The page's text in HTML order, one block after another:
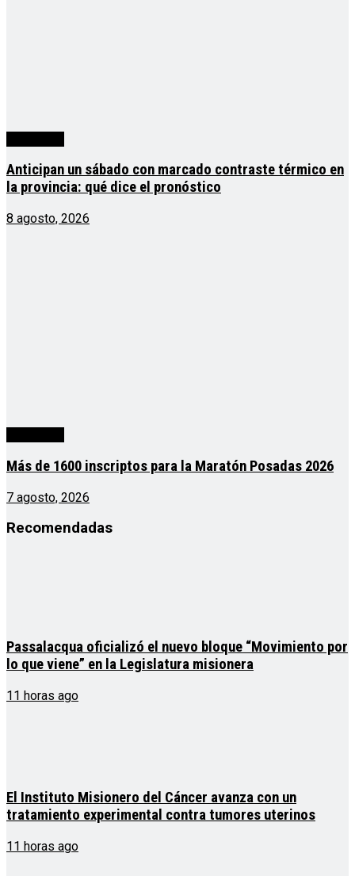
Anticipan un sábado con marcado contraste térmico en
la provincia: qué dice el pronóstico
8 agosto, 2026
Más de 1600 inscriptos para la Maratón Posadas 2026
7 agosto, 2026
Recomendadas
Passalacqua oficializó el nuevo bloque “Movimiento por
lo que viene” en la Legislatura misionera
11 horas ago
El Instituto Misionero del Cáncer avanza con un
tratamiento experimental contra tumores uterinos
11 horas ago